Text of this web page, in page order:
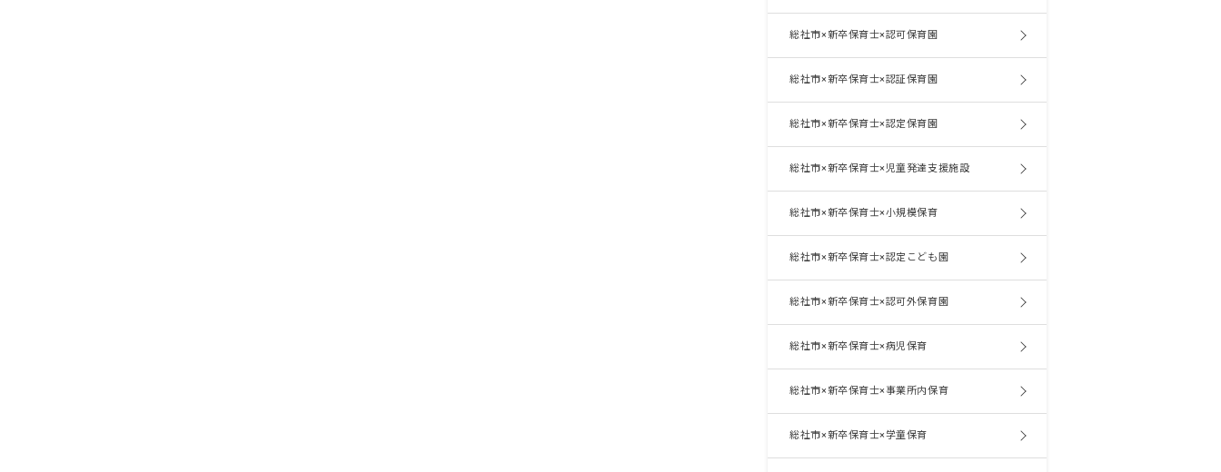
総社市×新卒保育士×認可保育園
総社市×新卒保育士×認証保育園
総社市×新卒保育士×認定保育園
総社市×新卒保育士×児童発達支援施設
総社市×新卒保育士×小規模保育
総社市×新卒保育士×認定こども園
総社市×新卒保育士×認可外保育園
総社市×新卒保育士×病児保育
総社市×新卒保育士×事業所内保育
総社市×新卒保育士×学童保育